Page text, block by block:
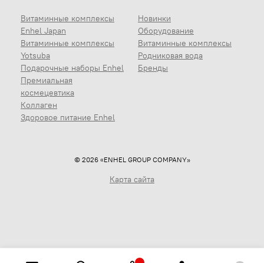
Витаминные комплексы
Enhel Japan
Витаминные комплексы
Yotsuba
Подарочные наборы Enhel
Премиальная
космецевтика
Коллаген
Здоровое питание Enhel
Новинки
Оборудование
Витаминные комплексы
Родниковая вода
Бренды
© 2026 «ENHEL GROUP COMPANY»
Карта сайта